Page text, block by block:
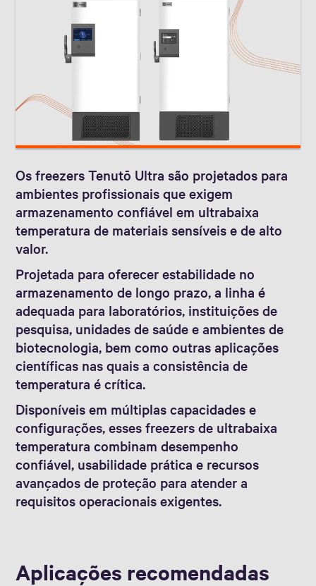
Os freezers Tenutō Ultra são projetados para
ambientes profissionais que exigem
armazenamento confiável em ultrabaixa
temperatura de materiais sensíveis e de alto
valor.
Projetada para oferecer estabilidade no
armazenamento de longo prazo, a linha é
adequada para laboratórios, instituições de
pesquisa, unidades de saúde e ambientes de
biotecnologia, bem como outras aplicações
científicas nas quais a consistência de
temperatura é crítica.
Disponíveis em múltiplas capacidades e
configurações, esses freezers de ultrabaixa
temperatura combinam desempenho
confiável, usabilidade prática e recursos
avançados de proteção para atender a
requisitos operacionais exigentes.
Aplicações recomendadas